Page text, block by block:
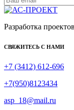
Разработка
СВЯЖИТЕСЬ С НАМИ
+7 (3412) 612-696
+7(950)8123434
asp_18@mail.ru